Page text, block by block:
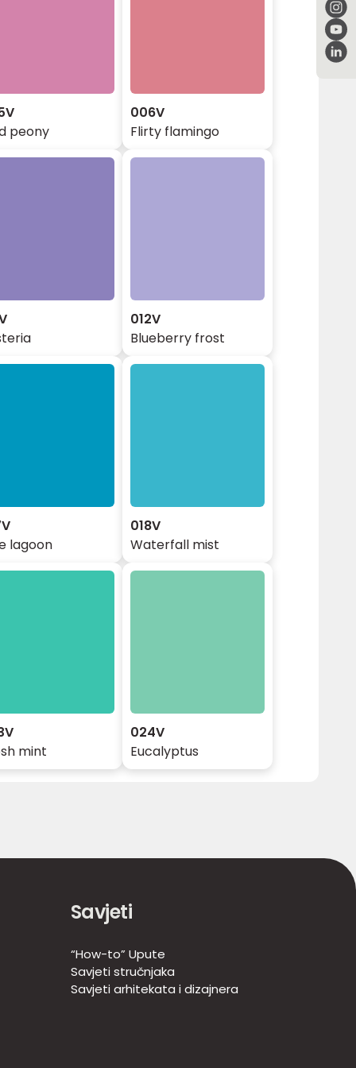
peony
006V
Flirty flamingo
012V
Blueberry frost
lagoon
018V
Waterfall mist
mint
024V
Eucalyptus
Savjeti
“How-to” Upute
Savjeti stručnjaka
Savjeti arhitekata i dizajnera